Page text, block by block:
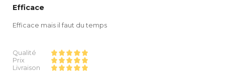
Efficace
Efficace mais il faut du temps
Qualité
Prix
Livraison